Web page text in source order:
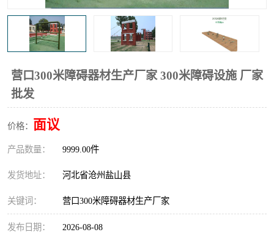
营口300米障碍器材生产厂家 300米障碍设施 厂家
批发
价格： 面议
产品数量： 9999.00件
发货地址： 河北省沧州盐山县
关键词： 营口300米障碍器材生产厂家
发布日期： 2026-08-08